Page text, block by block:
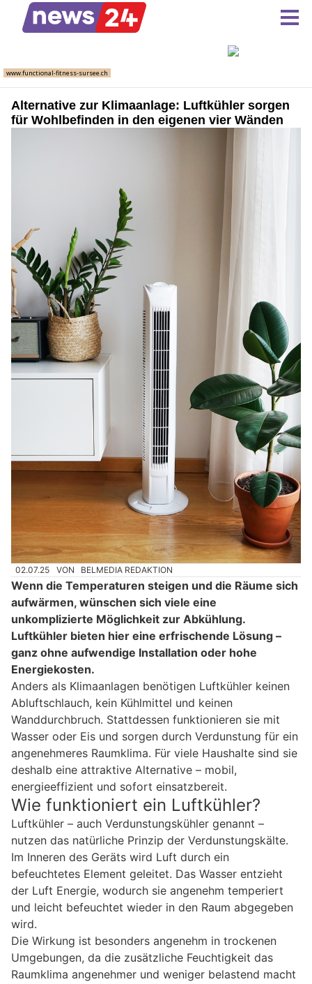
Alternative zur Klimaanlage: Luftkühler sorgen
für Wohlbefinden in den eigenen vier Wänden
02.07.25 VON BELMEDIA REDAKTION
Wenn die Temperaturen steigen und die Räume sich
aufwärmen, wünschen sich viele eine
unkomplizierte Möglichkeit zur Abkühlung.
Luftkühler bieten hier eine erfrischende Lösung –
ganz ohne aufwendige Installation oder hohe
Energiekosten.
Anders als Klimaanlagen benötigen Luftkühler keinen
Abluftschlauch, kein Kühlmittel und keinen
Wanddurchbruch. Stattdessen funktionieren sie mit
Wasser oder Eis und sorgen durch Verdunstung für ein
angenehmeres Raumklima. Für viele Haushalte sind sie
deshalb eine attraktive Alternative – mobil,
energieeffizient und sofort einsatzbereit.
Wie funktioniert ein Luftkühler?
Luftkühler – auch Verdunstungskühler genannt –
nutzen das natürliche Prinzip der Verdunstungskälte.
Im Inneren des Geräts wird Luft durch ein
befeuchtetes Element geleitet. Das Wasser entzieht
der Luft Energie, wodurch sie angenehm temperiert
und leicht befeuchtet wieder in den Raum abgegeben
wird.
Die Wirkung ist besonders angenehm in trockenen
Umgebungen, da die zusätzliche Feuchtigkeit das
Raumklima angenehmer und weniger belastend macht